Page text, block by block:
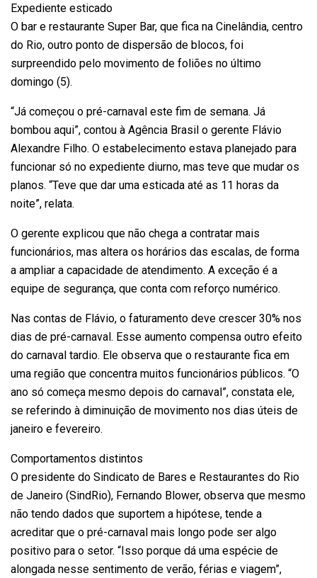
Expediente esticado
O bar e restaurante Super Bar, que fica na Cinelândia, centro
do Rio, outro ponto de dispersão de blocos, foi
surpreendido pelo movimento de foliões no último
domingo (5).
“Já começou o pré-carnaval este fim de semana. Já
bombou aqui”, contou à Agência Brasil o gerente Flávio
Alexandre Filho. O estabelecimento estava planejado para
funcionar só no expediente diurno, mas teve que mudar os
planos. “Teve que dar uma esticada até as 11 horas da
noite”, relata.
O gerente explicou que não chega a contratar mais
funcionários, mas altera os horários das escalas, de forma
a ampliar a capacidade de atendimento. A exceção é a
equipe de segurança, que conta com reforço numérico.
Nas contas de Flávio, o faturamento deve crescer 30% nos
dias de pré-carnaval. Esse aumento compensa outro efeito
do carnaval tardio. Ele observa que o restaurante fica em
uma região que concentra muitos funcionários públicos. “O
ano só começa mesmo depois do carnaval”, constata ele,
se referindo à diminuição de movimento nos dias úteis de
janeiro e fevereiro.
Comportamentos distintos
O presidente do Sindicato de Bares e Restaurantes do Rio
de Janeiro (SindRio), Fernando Blower, observa que mesmo
não tendo dados que suportem a hipótese, tende a
acreditar que o pré-carnaval mais longo pode ser algo
positivo para o setor. “Isso porque dá uma espécie de
alongada nesse sentimento de verão, férias e viagem”,